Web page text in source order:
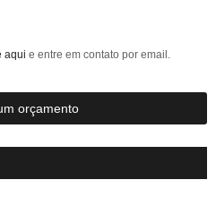
aqui e entre em contato por email.
orçamento